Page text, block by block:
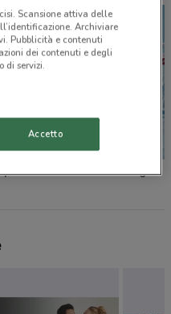
Tigotà
Scansione attiva delle
Archiviare
Pubblicità e contenuti
dei contenuti e degli
di servizi.
Accetto